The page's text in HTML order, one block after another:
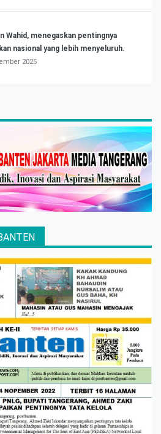
Wahid, menegaskan pentingnya
nasional yang lebih menyeluruh.
2025